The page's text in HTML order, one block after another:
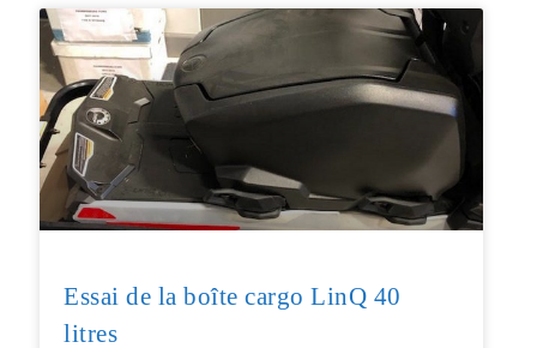
Essai de la boîte cargo LinQ 40
litres